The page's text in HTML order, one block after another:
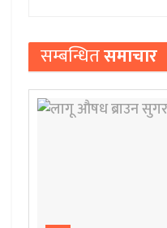
सम्बन्धितसमाचार